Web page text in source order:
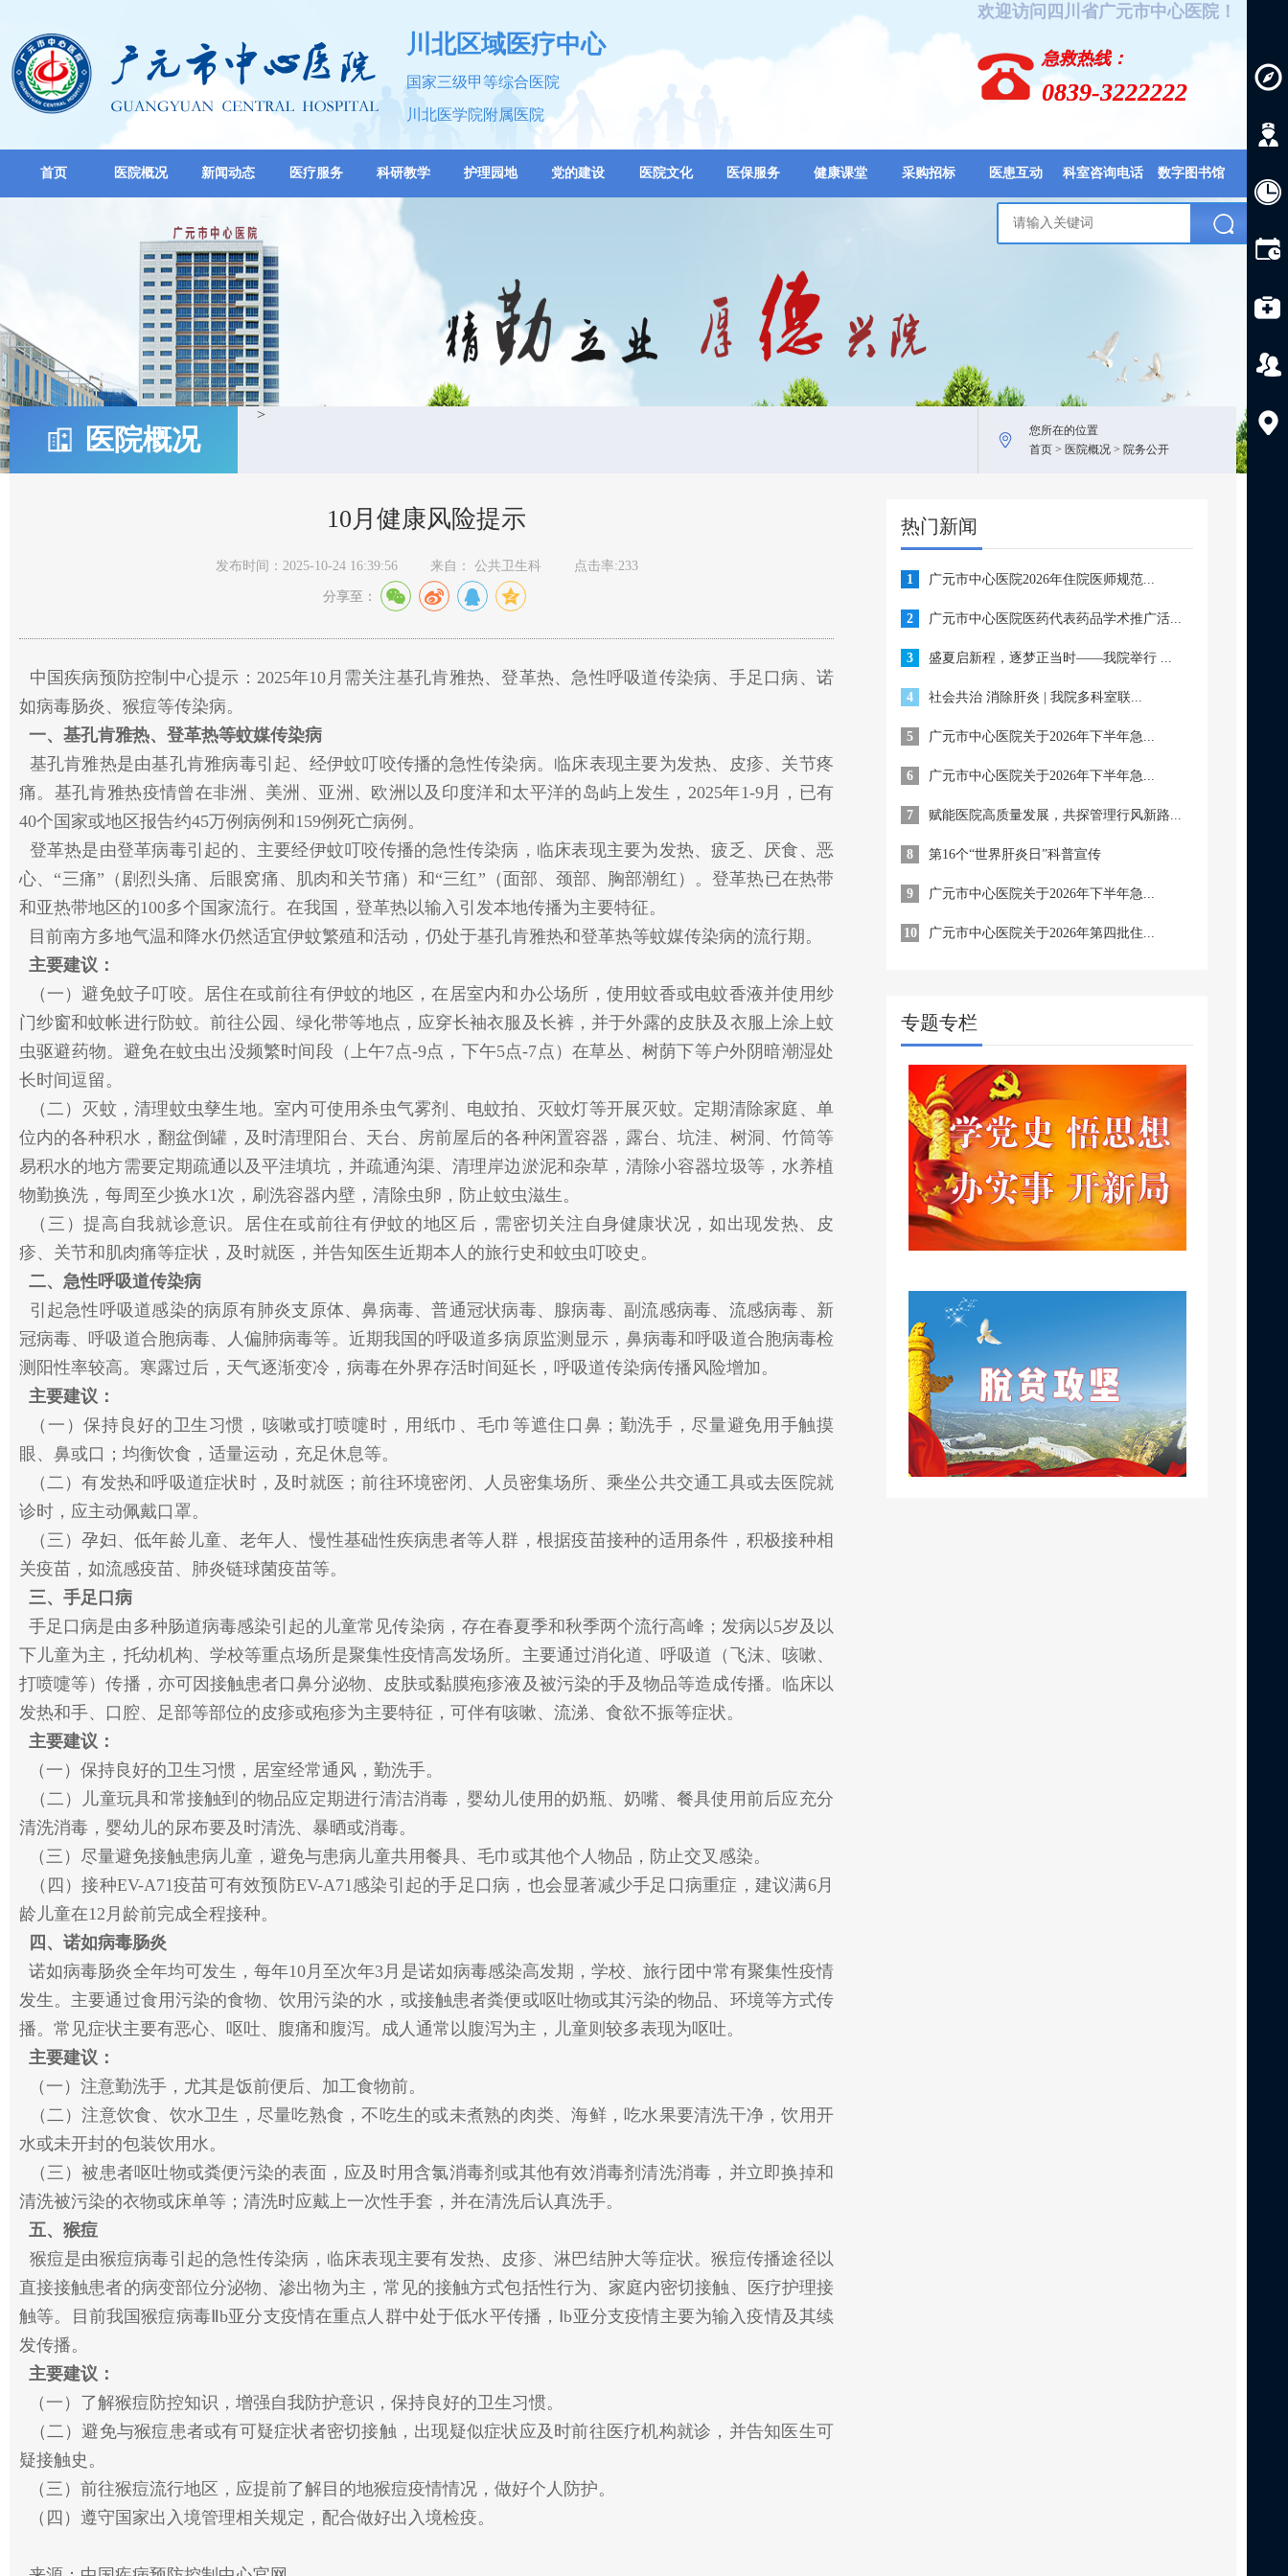
川北区域医疗中心
国家三级甲等综合医院
川北医学院附属医院
欢迎访问四川省广元市中心医院！
急救热线：
0839-3222222
首页 医院概况 新闻动态 医疗服务 科研教学 护理园地 党的建设 医院文化 医保服务 健康课堂 采购招标 医患互动 科室咨询电话 数字图书馆
医院概况
>
您所在的位置
首页 > 医院概况 > 院务公开
10月健康风险提示
发布时间：2025-10-24 16:39:56 来自： 公共卫生科 点击率:233
分享至：
中国疾病预防控制中心提示： 2025年10月需关注基孔肯雅热、登革热、急性呼吸道传染病、手足口病、诺
如病毒肠炎、猴痘等传染病。
一、基孔肯雅热、登革热等蚊媒传染病
基孔肯雅热是由基孔肯雅病毒引起、经伊蚊叮咬传播的急性传染病。临床表现主要为发热、皮疹、关节疼
痛。基孔肯雅热疫情曾在非洲、美洲、亚洲、欧洲以及印度洋和太平洋的岛屿上发生，2025年1-9月，已有
40个国家或地区报告约45万例病例和159例死亡病例。
登革热是由登革病毒引起的、主要经伊蚊叮咬传播的急性传染病，临床表现主要为发热、疲乏、厌食、恶
心、“三痛”（剧烈头痛、后眼窝痛、肌肉和关节痛）和“三红”（面部、颈部、胸部潮红）。登革热已在热带
和亚热带地区的100多个国家流行。在我国，登革热以输入引发本地传播为主要特征。
目前南方多地气温和降水仍然适宜伊蚊繁殖和活动，仍处于基孔肯雅热和登革热等蚊媒传染病的流行期。
主要建议：
（一）避免蚊子叮咬。居住在或前往有伊蚊的地区，在居室内和办公场所，使用蚊香或电蚊香液并使用纱
门纱窗和蚊帐进行防蚊。前往公园、绿化带等地点，应穿长袖衣服及长裤，并于外露的皮肤及衣服上涂上蚊
虫驱避药物。避免在蚊虫出没频繁时间段（上午7点-9点，下午5点-7点）在草丛、树荫下等户外阴暗潮湿处
长时间逗留。
（二）灭蚊，清理蚊虫孳生地。室内可使用杀虫气雾剂、电蚊拍、灭蚊灯等开展灭蚊。定期清除家庭、单
位内的各种积水，翻盆倒罐，及时清理阳台、天台、房前屋后的各种闲置容器，露台、坑洼、树洞、竹筒等
易积水的地方需要定期疏通以及平洼填坑，并疏通沟渠、清理岸边淤泥和杂草，清除小容器垃圾等，水养植
物勤换洗，每周至少换水1次，刷洗容器内壁，清除虫卵，防止蚊虫滋生。
（三）提高自我就诊意识。居住在或前往有伊蚊的地区后，需密切关注自身健康状况，如出现发热、皮
疹、关节和肌肉痛等症状，及时就医，并告知医生近期本人的旅行史和蚊虫叮咬史。
二、急性呼吸道传染病
引起急性呼吸道感染的病原有肺炎支原体、鼻病毒、普通冠状病毒、腺病毒、副流感病毒、流感病毒、新
冠病毒、呼吸道合胞病毒、人偏肺病毒等。近期我国的呼吸道多病原监测显示，鼻病毒和呼吸道合胞病毒检
测阳性率较高。寒露过后，天气逐渐变冷，病毒在外界存活时间延长，呼吸道传染病传播风险增加。
主要建议：
（一）保持良好的卫生习惯，咳嗽或打喷嚏时，用纸巾、毛巾等遮住口鼻；勤洗手，尽量避免用手触摸
眼、鼻或口；均衡饮食，适量运动，充足休息等。
（二）有发热和呼吸道症状时，及时就医；前往环境密闭、人员密集场所、乘坐公共交通工具或去医院就
诊时，应主动佩戴口罩。
（三）孕妇、低年龄儿童、老年人、慢性基础性疾病患者等人群，根据疫苗接种的适用条件，积极接种相
关疫苗，如流感疫苗、肺炎链球菌疫苗等。
三、手足口病
手足口病是由多种肠道病毒感染引起的儿童常见传染病，存在春夏季和秋季两个流行高峰；发病以5岁及以
下儿童为主，托幼机构、学校等重点场所是聚集性疫情高发场所。主要通过消化道、呼吸道（飞沫、咳嗽、
打喷嚏等）传播，亦可因接触患者口鼻分泌物、皮肤或黏膜疱疹液及被污染的手及物品等造成传播。临床以
发热和手、口腔、足部等部位的皮疹或疱疹为主要特征，可伴有咳嗽、流涕、食欲不振等症状。
主要建议：
（一）保持良好的卫生习惯，居室经常通风，勤洗手。
（二）儿童玩具和常接触到的物品应定期进行清洁消毒，婴幼儿使用的奶瓶、奶嘴、餐具使用前后应充分
清洗消毒，婴幼儿的尿布要及时清洗、暴晒或消毒。
（三）尽量避免接触患病儿童，避免与患病儿童共用餐具、毛巾或其他个人物品，防止交叉感染。
（四）接种EV-A71疫苗可有效预防EV-A71感染引起的手足口病，也会显著减少手足口病重症，建议满6月
龄儿童在12月龄前完成全程接种。
四、诺如病毒肠炎
诺如病毒肠炎全年均可发生，每年10月至次年3月是诺如病毒感染高发期，学校、旅行团中常有聚集性疫情
发生。主要通过食用污染的食物、饮用污染的水，或接触患者粪便或呕吐物或其污染的物品、环境等方式传
播。常见症状主要有恶心、呕吐、腹痛和腹泻。成人通常以腹泻为主，儿童则较多表现为呕吐。
主要建议：
（一）注意勤洗手，尤其是饭前便后、加工食物前。
（二）注意饮食、饮水卫生，尽量吃熟食，不吃生的或未煮熟的肉类、海鲜，吃水果要清洗干净，饮用开
水或未开封的包装饮用水。
（三）被患者呕吐物或粪便污染的表面，应及时用含氯消毒剂或其他有效消毒剂清洗消毒，并立即换掉和
清洗被污染的衣物或床单等；清洗时应戴上一次性手套，并在清洗后认真洗手。
五、猴痘
猴痘是由猴痘病毒引起的急性传染病，临床表现主要有发热、皮疹、淋巴结肿大等症状。猴痘传播途径以
直接接触患者的病变部位分泌物、渗出物为主，常见的接触方式包括性行为、家庭内密切接触、医疗护理接
触等。目前我国猴痘病毒Ⅱb亚分支疫情在重点人群中处于低水平传播，Ⅰb亚分支疫情主要为输入疫情及其续
发传播。
主要建议：
（一）了解猴痘防控知识，增强自我防护意识，保持良好的卫生习惯。
（二）避免与猴痘患者或有可疑症状者密切接触，出现疑似症状应及时前往医疗机构就诊，并告知医生可
疑接触史。
（三）前往猴痘流行地区，应提前了解目的地猴痘疫情情况，做好个人防护。
（四）遵守国家出入境管理相关规定，配合做好出入境检疫。
热门新闻
1 广元市中心医院2026年住院医师规范...
2 广元市中心医院医药代表药品学术推广活...
3 盛夏启新程，逐梦正当时——我院举行 ...
4 社会共治 消除肝炎 | 我院多科室联...
5 广元市中心医院关于2026年下半年急...
6 广元市中心医院关于2026年下半年急...
7 赋能医院高质量发展，共探管理行风新路...
8 第16个“世界肝炎日”科普宣传
9 广元市中心医院关于2026年下半年急...
10 广元市中心医院关于2026年第四批住...
专题专栏